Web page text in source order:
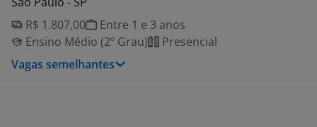
R$ 1.807,00
Entre 1 e 3 anos
Ensino Médio (2º Grau)
Presencial
Vagas semelhantes